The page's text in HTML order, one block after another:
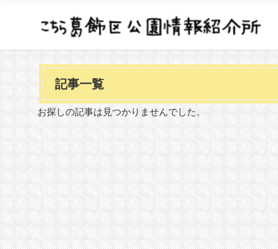
記事一覧
お探しの記事は見つかりませんでした。